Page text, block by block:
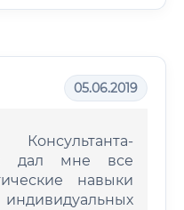
05.06.2019
дал мне все
навыки